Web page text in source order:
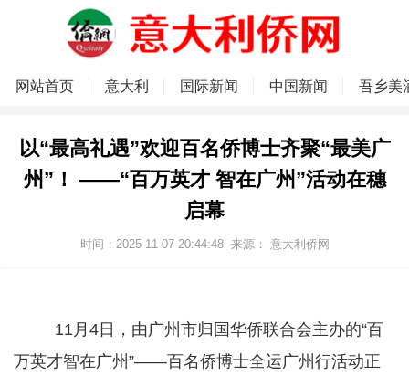
网站首页 意大利 国际新闻 中国新闻 吾乡美
以“最高礼遇”欢迎百名侨博士齐聚“最美广
州”！ ——“百万英才 智在广州”活动在穗
启幕
时间：2025-11-07 20:44:48 来源： 意大利侨网
11月4日，由广州市归国华侨联合会主办的“百
万英才智在广州”——百名侨博士全运广州行活动正